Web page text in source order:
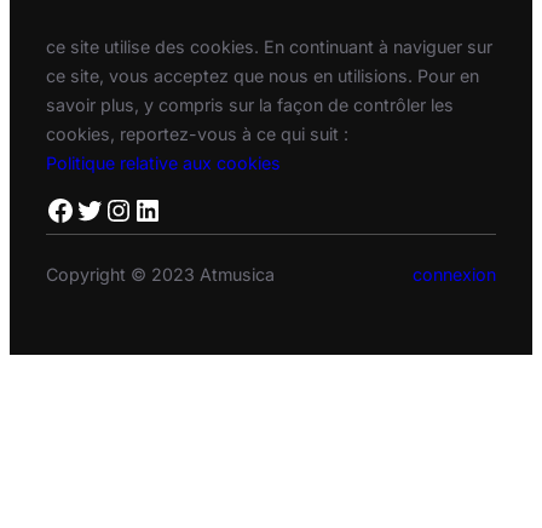
ce site utilise des cookies. En continuant à naviguer sur
ce site, vous acceptez que nous en utilisions. Pour en
savoir plus, y compris sur la façon de contrôler les
cookies, reportez-vous à ce qui suit :
Politique relative aux cookies
Facebook Twitter Instagram LinkedIn
Copyright © 2023 Atmusica connexion